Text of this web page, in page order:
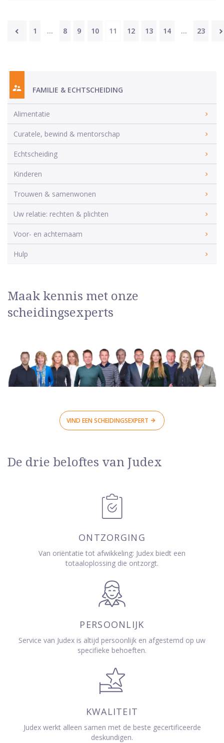
1 … 8 9 10 11 12 13 14 … 23
FAMILIE & ECHTSCHEIDING
Alimentatie
Curatele, bewind & mentorschap
Echtscheiding
Kinderen
Trouwen & samenwonen
Uw relatie: rechten & plichten
Voor- en achternaam
Hulp
Maak kennis met onze
scheidingsexperts
VIND EEN SCHEIDINGSEXPERT
De drie beloftes van Judex
ONTZORGING
Van oriëntatie tot afwikkeling: Judex biedt een
totaaloplossing die ontzorgt.
PERSOONLIJK
Service van Judex is altijd persoonlijk en afgestemd op uw
specifieke behoeften.
KWALITEIT
Judex werkt alleen samen met de beste gecertificeerde
deskundigen.